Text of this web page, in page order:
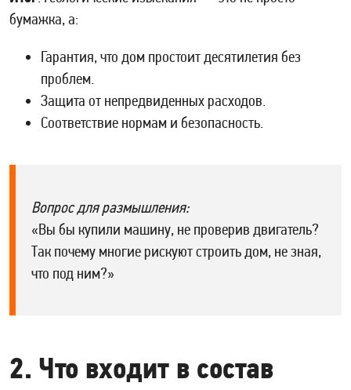
бумажка, а:
Гарантия, что дом простоит десятилетия без
проблем.
Защита от непредвиденных расходов.
Соответствие нормам и безопасность.
Вопрос для размышления:
«Вы бы купили машину, не проверив двигатель?
Так почему многие рискуют строить дом, не зная,
что под ним?»
2. Что входит в состав